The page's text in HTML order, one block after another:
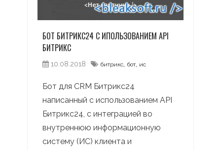
БОТ БИТРИКС24 С ИПОЛЬЗОВАНИЕМ API
БИТРИКС
10.08.2018 битрикс, бот, ис
Бот для CRM Битрикс24
написанный с использованием API
Битрикс24, с интеграцией во
внутреннюю информационную
систему (ИС) клиента и